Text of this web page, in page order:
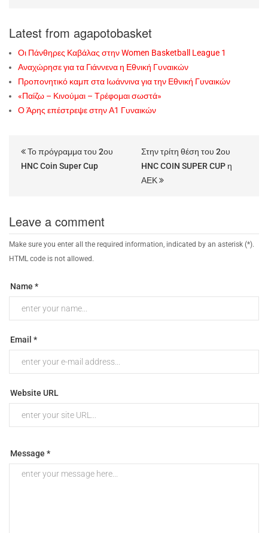
Latest from agapotobasket
Οι Πάνθηρες Καβάλας στην Women Basketball League 1
Αναχώρησε για τα Γιάννενα η Εθνική Γυναικών
Προπονητικό καμπ στα Ιωάννινα για την Εθνική Γυναικών
«Παίζω – Κινούμαι – Τρέφομαι σωστά»
Ο Άρης επέστρεψε στην Α1 Γυναικών
Το πρόγραμμα του 2ου
HNC Coin Super Cup
Στην τρίτη θέση του 2ου
HNC COIN SUPER CUP η
ΑΕΚ
Leave a comment
Make sure you enter all the required information, indicated by an asterisk (*).
HTML code is not allowed.
Name *
Email *
Website URL
Message *